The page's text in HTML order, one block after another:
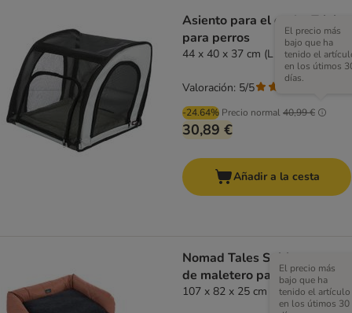
Asiento para el coche Trixie
para perros
44 x 40 x 37 cm (L x An x Al)
-24.64% Precio normal40,99 €
El precio más
bajo que ha
tenido el
en los útimos
días.
30,89 €
Valoración: 5/5
Añadir a la cesta
Nomad Tales Spirit protector
de maletero para perros
107 x 82 x 25 cm (L x An x Al)
El precio más
bajo que ha
tenido el artículo
en los útimos 30